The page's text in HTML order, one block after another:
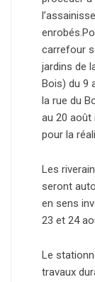
carrefour
jardins de
Bois) du 9
la rue du
au 20 août
pour la
Les
seront
en sens
23 et 24
Le
travaux